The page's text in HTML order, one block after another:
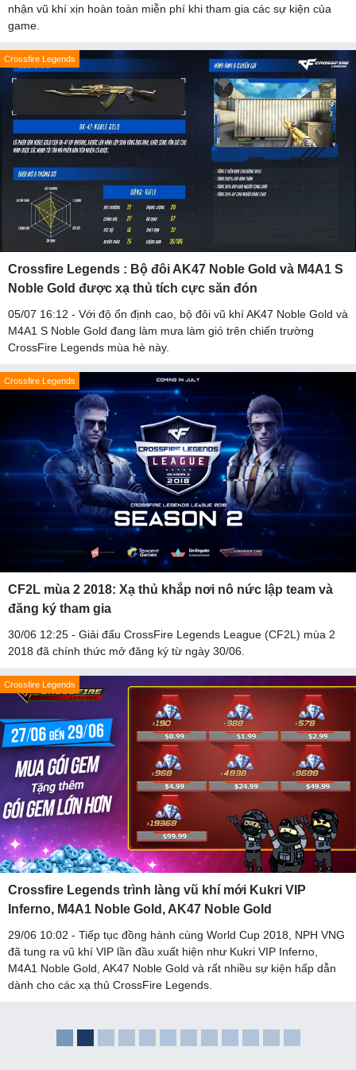
nhận vũ khí xịn hoàn toàn miễn phí khi tham gia các sự kiện của
game.
Crossfire Legends
Crossfire Legends : Bộ đôi AK47 Noble Gold và M4A1 S
Noble Gold được xạ thủ tích cực săn đón
05/07 16:12 - Với độ ổn định cao, bộ đôi vũ khí AK47 Noble Gold và
M4A1 S Noble Gold đang làm mưa làm gió trên chiến trường
CrossFire Legends mùa hè này.
Crossfire Legends
CF2L mùa 2 2018: Xạ thủ khắp nơi nô nức lập team và
đăng ký tham gia
30/06 12:25 - Giải đấu CrossFire Legends League (CF2L) mùa 2
2018 đã chính thức mở đăng ký từ ngày 30/06.
Crossfire Legends
Crossfire Legends trình làng vũ khí mới Kukri VIP
Inferno, M4A1 Noble Gold, AK47 Noble Gold
29/06 10:02 - Tiếp tục đồng hành cùng World Cup 2018, NPH VNG
đã tung ra vũ khí VIP lần đầu xuất hiện như Kukri VIP Inferno,
M4A1 Noble Gold, AK47 Noble Gold và rất nhiều sự kiện hấp dẫn
dành cho các xạ thủ CrossFire Legends.